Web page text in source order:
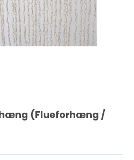
(Flueforhæng /